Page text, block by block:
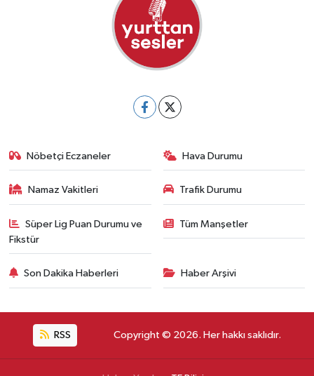
Nöbetçi Eczaneler Hava Durumu
Namaz Vakitleri Trafik Durumu
Süper Lig Puan Durumu ve
Fikstür
Tüm Manşetler
Son Dakika Haberleri Haber Arşivi
RSS Copyright © 2026. Her hakkı saklıdır.